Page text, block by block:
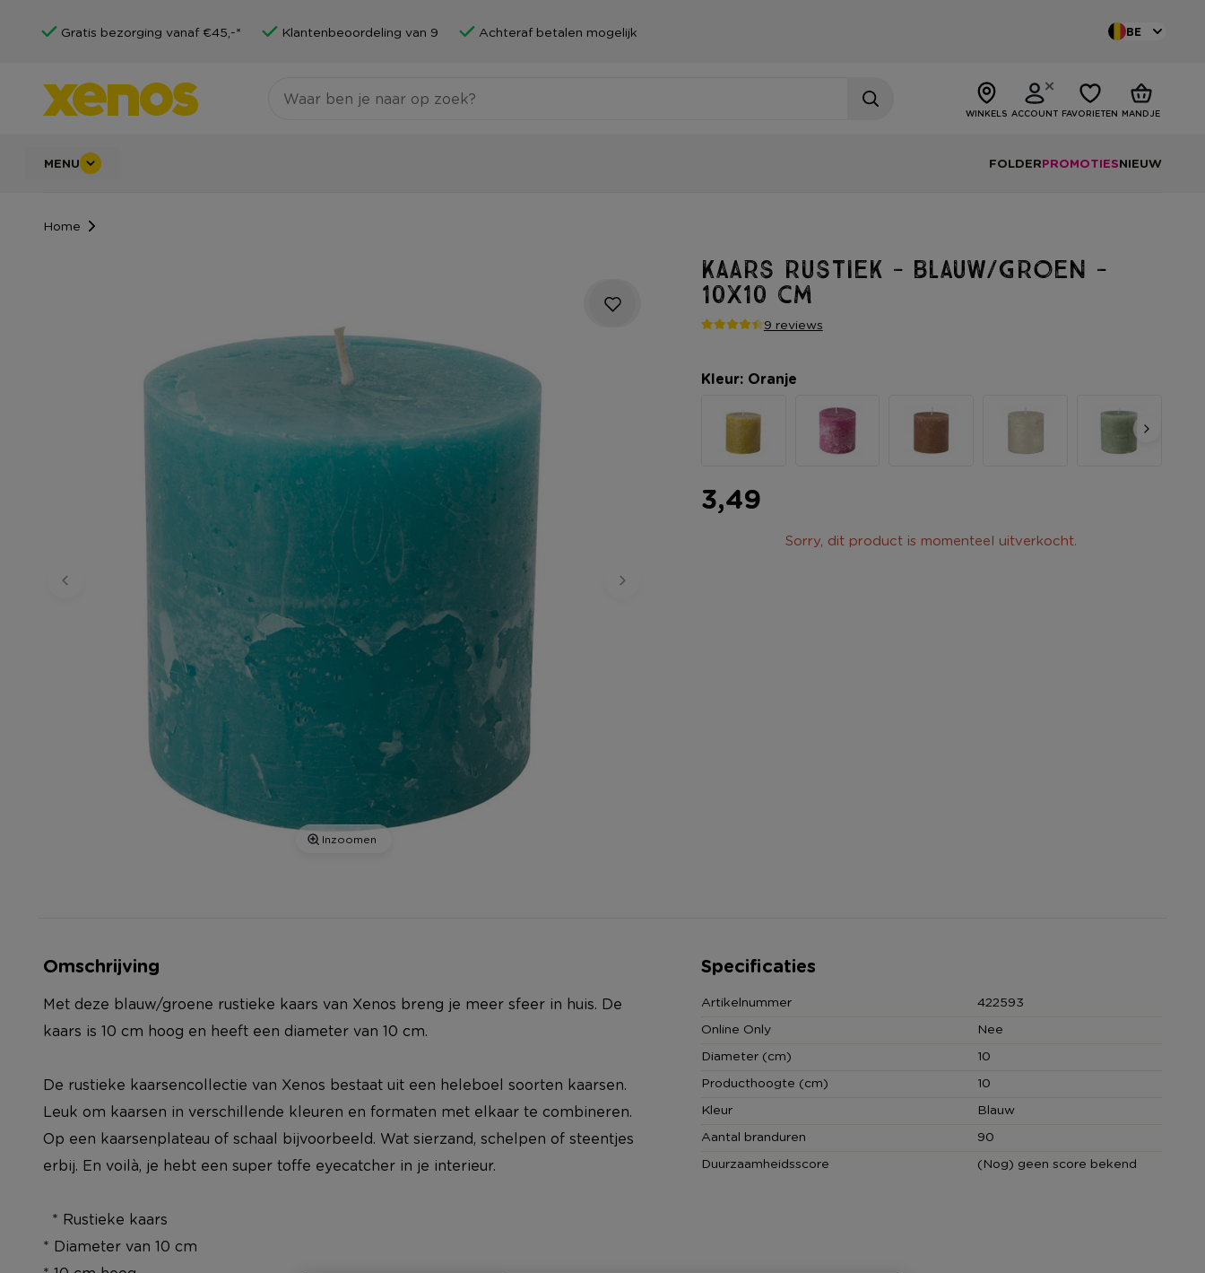
Gratis bezorging vanaf €45,-* Klantenbeoordeling van 9 Achteraf betalen mogelijk BE
WINKELS ACCOUNT FAVORIETEN MANDJE
MENU FOLDERPROMOTIESNIEUW
Home
Inzoomen
Kaars rustiek - blauw/groen -
10x10 cm
9 reviews
Kleur: Oranje
3,49
Sorry, dit product is momenteel uitverkocht.
Omschrijving
Met deze blauw/groene rustieke kaars van Xenos breng je meer sfeer in huis. De
kaars is 10 cm hoog en heeft een diameter van 10 cm.
De rustieke kaarsencollectie van Xenos bestaat uit een heleboel soorten kaarsen.
Leuk om kaarsen in verschillende kleuren en formaten met elkaar te combineren.
Op een kaarsenplateau of schaal bijvoorbeeld. Wat sierzand, schelpen of steentjes
erbij. En voilà, je hebt een super toffe eyecatcher in je interieur.
* Rustieke kaars
* Diameter van 10 cm
Specificaties
Artikelnummer
422593
Online Only
Nee
Diameter (cm)
10
Producthoogte (cm)
10
Kleur
Blauw
Aantal branduren
90
Duurzaamheidsscore
(Nog) geen score bekend